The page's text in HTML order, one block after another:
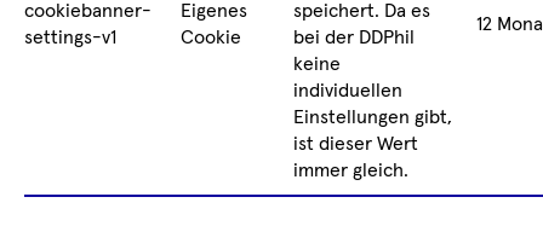
cookiebanner-
settings-v1
Eigenes
Cookie
speichert. Da es
bei der DDPhil
keine
individuellen
Einstellungen gibt,
ist dieser Wert
immer gleich.
12